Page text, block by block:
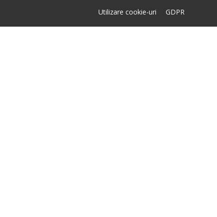
Utilizare cookie-uri GDPR